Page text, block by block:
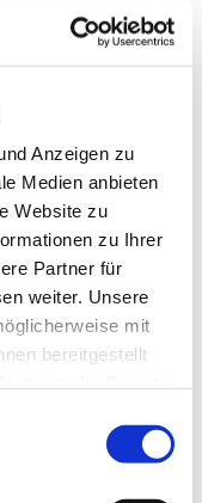
Anzeigen zu
Medien anbieten
Website zu
zu Ihrer
Partner für
weiter. Unsere
mit
bereitgestellt
2027,